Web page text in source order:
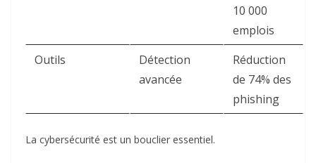
10 000
emplois
Outils
Détection
avancée
Réduction
de 74% des
phishing
La cybersécurité est un bouclier essentiel.